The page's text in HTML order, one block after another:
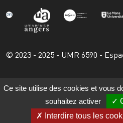
© 2023 - 2025 - UMR 6590 -
Ce site utilise des cookies et vous
souhaitez activer
Interdire tous les